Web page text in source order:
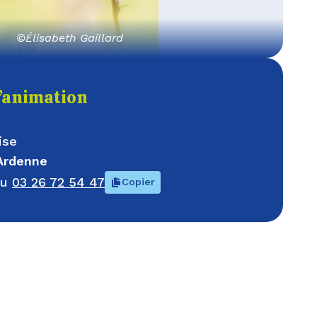
©Élisabeth Gaillard
03 26 72 54 47 Copier